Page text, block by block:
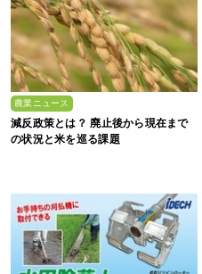
農業ニュース
減反政策とは？ 廃止後から現在まで
の状況と米を巡る課題